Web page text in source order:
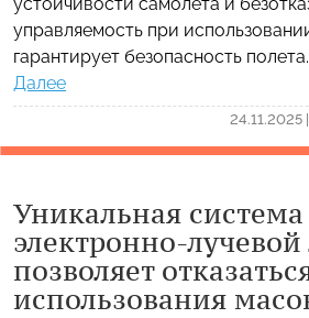
управляемость при
гарантирует безопасность полета.
Далее
24.11.2025
Уникальная система
электронно-
позволяет
использования